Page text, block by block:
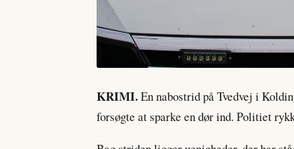
KRIMI.En nabostrid på Tvedvej i
forsøgte at sparke en dør ind. Politiet